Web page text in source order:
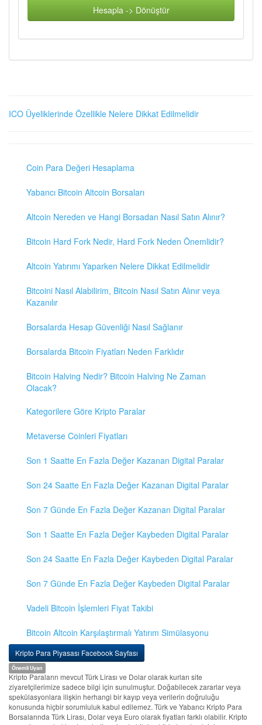
Hesapla -> Dönüştür
ICO Üyeliklerinde Özellikle Nelere Dikkat Edilmelidir
Coin Para Değeri Hesaplama
Yabancı Bitcoin Altcoin Borsaları
Altcoin Nereden ve Hangi Borsadan Nasıl Satın Alınır?
Bitcoin Hard Fork Nedir, Hard Fork Neden Önemlidir?
Altcoin Yatırımı Yaparken Nelere Dikkat Edilmelidir
Bitcoini Nasıl Alabilirim, Bitcoin Nasıl Satın Alınır veya
Kazanılır
Borsalarda Hesap Güvenliği Nasıl Sağlanır
Borsalarda Bitcoin Fiyatları Neden Farklıdır
Bitcoin Halving Nedir? Bitcoin Halving Ne Zaman
Olacak?
Kategorilere Göre Kripto Paralar
Metaverse Coinleri Fiyatları
Son 1 Saatte En Fazla Değer Kazanan Digital Paralar
Son 24 Saatte En Fazla Değer Kazanan Digital Paralar
Son 7 Günde En Fazla Değer Kazanan Digital Paralar
Son 1 Saatte En Fazla Değer Kaybeden Digital Paralar
Son 24 Saatte En Fazla Değer Kaybeden Digital Paralar
Son 7 Günde En Fazla Değer Kaybeden Digital Paralar
Vadeli Bitcoin İşlemleri Fiyat Takibi
Bitcoin Altcoin Karşılaştırmalı Yatırım Simülasyonu
Kripto Para Piyasası Facebook Sayfası
Önemli Uyarı
Kripto Paraların mevcut Türk Lirası ve Dolar olarak kurları site
ziyaretçilerimize sadece bilgi için sunulmuştur. Doğabilecek zararlar veya
spekülasyonlara ilişkin herhangi bir kayıp veya verilerin doğruluğu
konusunda hiçbir sorumluluk kabul edilemez. Türk ve Yabancı Kripto Para
Borsalarında Türk Lirası, Dolar veya Euro olarak fiyatları farklı olabilir. Kripto